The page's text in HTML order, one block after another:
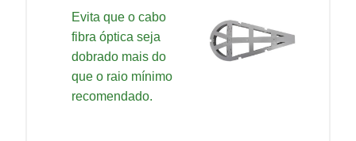
Evita que o cabo
fibra óptica seja
dobrado mais do
que o raio mínimo
recomendado.